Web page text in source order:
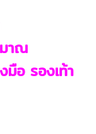
าณ
อ รองเท้า